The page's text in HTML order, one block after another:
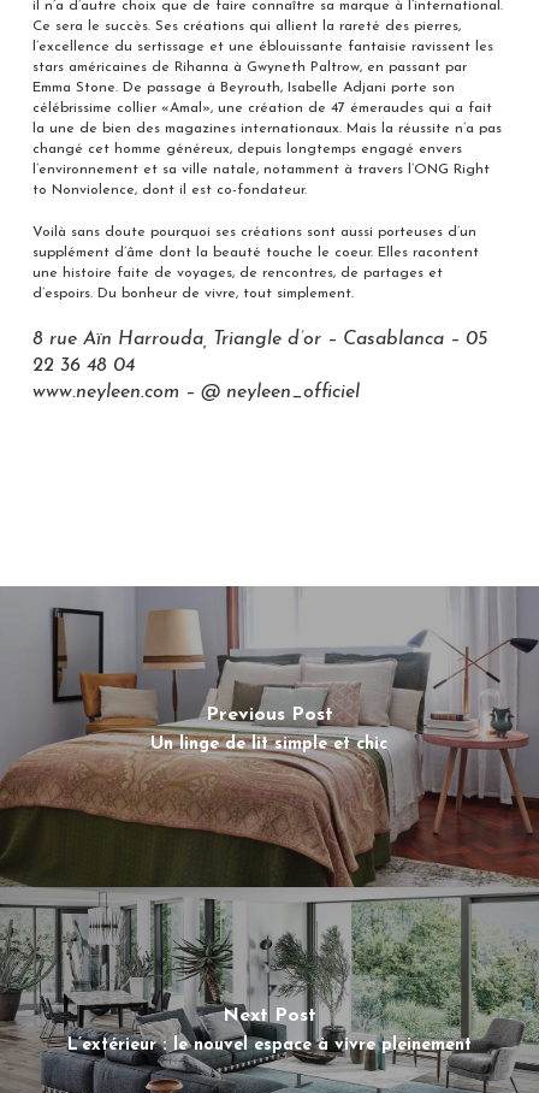
il n’a d’autre choix que de faire connaître sa marque à l’international.
Ce sera le succès. Ses créations qui allient la rareté des pierres,
l’excellence du sertissage et une éblouissante fantaisie ravissent les
stars américaines de Rihanna à Gwyneth Paltrow, en passant par
Emma Stone. De passage à Beyrouth, Isabelle Adjani porte son
célébrissime collier «Amal», une création de 47 émeraudes qui a fait
la une de bien des magazines internationaux. Mais la réussite n’a pas
changé cet homme généreux, depuis longtemps engagé envers
l’environnement et sa ville natale, notamment à travers l’ONG Right
to Nonviolence, dont il est co-fondateur.
Voilà sans doute pourquoi ses créations sont aussi porteuses d’un
supplément d’âme dont la beauté touche le coeur. Elles racontent
une histoire faite de voyages, de rencontres, de partages et
d’espoirs. Du bonheur de vivre, tout simplement.
8 rue Aïn Harrouda, Triangle d’or – Casablanca – 05
22 36 48 04
www.neyleen.com – @ neyleen_officiel
Previous Post
Un linge de lit simple et chic
Next Post
L’extérieur : le nouvel espace à vivre pleinement